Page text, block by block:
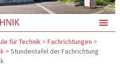
für Technik > Fachrichtungen >
> Stundentafel der Fachrichtung